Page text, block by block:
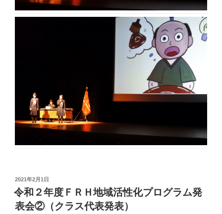
投
稿
日:
2021年2月1日
令和２年度ＦＲＨ地域活性化プログラム発
表会②（クラス代表発表）